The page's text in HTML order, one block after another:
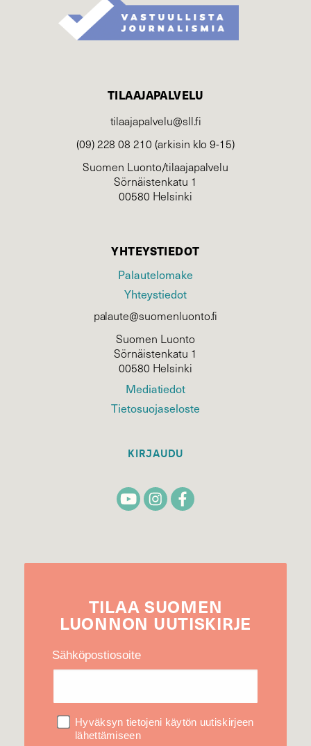
TILAAJAPALVELU
tilaajapalvelu@sll.fi
(09) 228 08 210 (arkisin klo 9-15)
Suomen Luonto/tilaajapalvelu
Sörnäistenkatu 1
00580 Helsinki
YHTEYSTIEDOT
Palautelomake
Yhteystiedot
palaute@suomenluonto.fi
Suomen Luonto
Sörnäistenkatu 1
00580 Helsinki
Mediatiedot
Tietosuojaseloste
KIRJAUDU
TILAA SUOMEN
LUONNON UUTIS­KIRJE
Sähköpostiosoite
Hyväksyn tietojeni käytön uutiskirjeen
lähettämiseen